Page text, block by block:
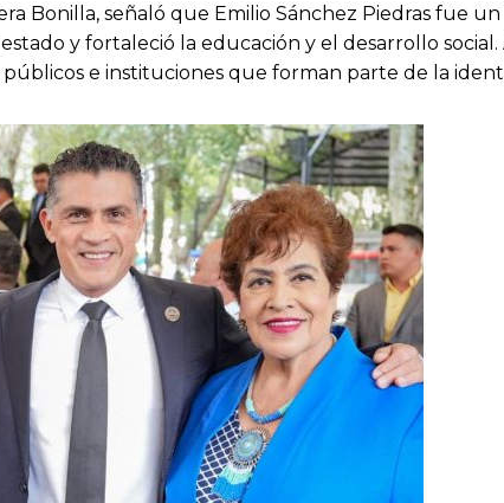
Bonilla, señaló que Emilio Sánchez Piedras fue
y fortaleció la educación y el desarrollo social.
e instituciones que forman parte de la